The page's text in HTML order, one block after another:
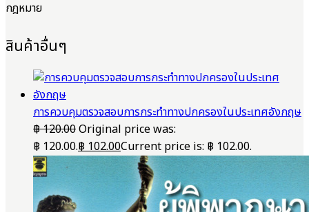
กฎหมาย
สินค้าอื่นๆ
การควบคุมตรวจสอบการกระทำทางปกครองในประเทศอังกฤษ
฿120.00Original price was:
฿ 120.00.฿102.00Current price is: ฿ 102.00.